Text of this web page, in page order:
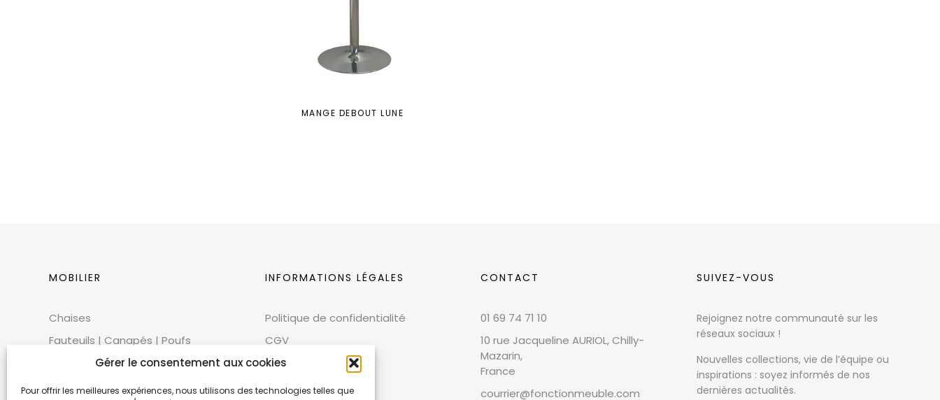
Gérer le consentement aux cookies
Pour offrir les meilleures expériences, nous utilisons des technologies telles que
MANGE DEBOUT LUNE
MOBILIER
Chaises
Fauteuils | Canapés | Poufs
Mobilier extérieur
Tables
INFORMATIONS LÉGALES
Politique de confidentialité
CGV
CGU
Cookies
CONTACT
01 69 74 71 10
10 rue Jacqueline AURIOL, Chilly-
Mazarin,
France
courrier@fonctionmeuble.com
SUIVEZ-VOUS
Rejoignez notre communauté sur les
réseaux sociaux !
Nouvelles collections, vie de l’équipe ou
inspirations : soyez informés de nos
dernières actualités.